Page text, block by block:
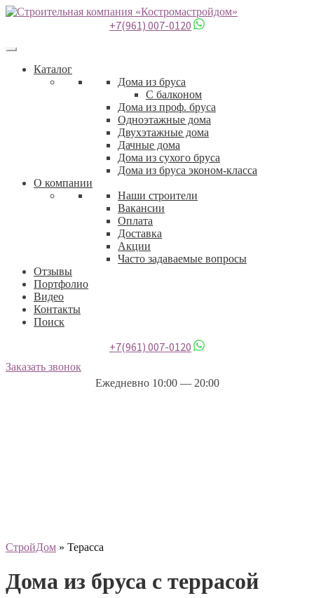
+7(961) 007-0120
Каталог
Дома из бруса
С балконом
Дома из проф. бруса
Одноэтажные дома
Двухэтажные дома
Дачные дома
Дома из сухого бруса
Дома из бруса эконом-класса
О компании
Наши строители
Вакансии
Оплата
Доставка
Акции
Часто задаваемые вопросы
Отзывы
Портфолио
Видео
Контакты
Поиск
+7(961) 007-0120
Заказать звонок
Ежедневно 10:00 — 20:00
СтройДом » Терасса
Дома из бруса с террасой